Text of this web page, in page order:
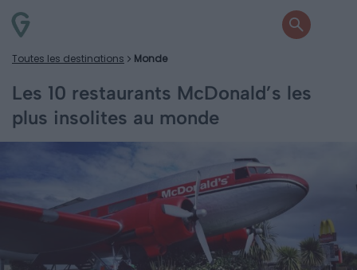
Toutes les destinations Monde
Les 10 restaurants McDonald’s les
plus insolites au monde